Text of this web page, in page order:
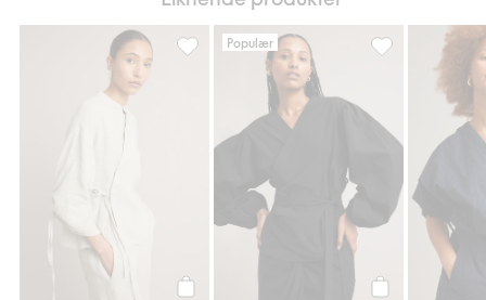
Omslagsbluse i lin, Legg til i favoriter
Populær
Bluse med